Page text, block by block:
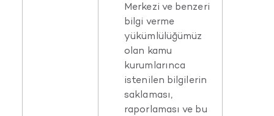
Merkezi ve benzeri
bilgi verme
yükümlülüğümüz
olan kamu
kurumlarınca
istenilen bilgilerin
saklaması,
raporlaması ve bu